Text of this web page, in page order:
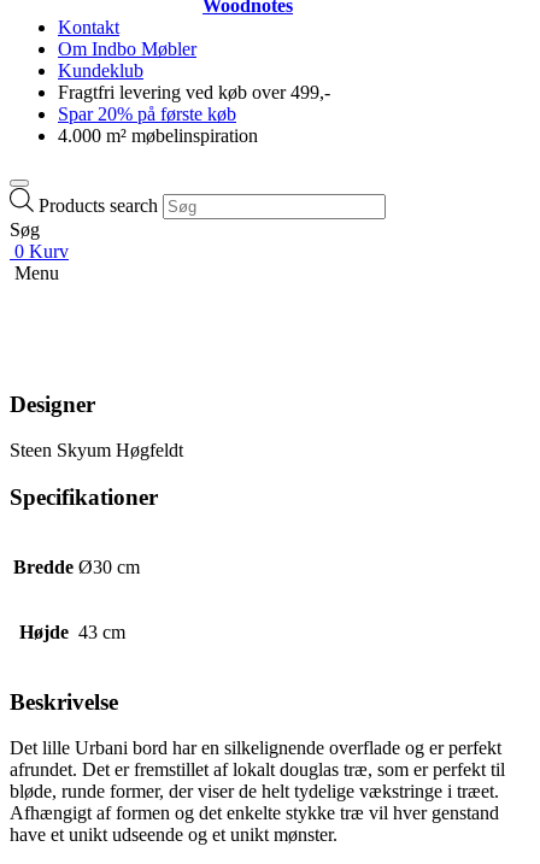
Woodnotes
Kontakt
Om Indbo Møbler
Kundeklub
Fragtfri levering ved køb over 499,-
Spar 20% på første køb
4.000 m² møbelinspiration
Products search
Søg
0 Kurv
Menu
Designer
Steen Skyum Høgfeldt
Specifikationer
Bredde Ø30 cm
Højde 43 cm
Beskrivelse
Det lille Urbani bord har en silkelignende overflade og er perfekt
afrundet. Det er fremstillet af lokalt douglas træ, som er perfekt til
bløde, runde former, der viser de helt tydelige vækstringe i træet.
Afhængigt af formen og det enkelte stykke træ vil hver genstand
have et unikt udseende og et unikt mønster.